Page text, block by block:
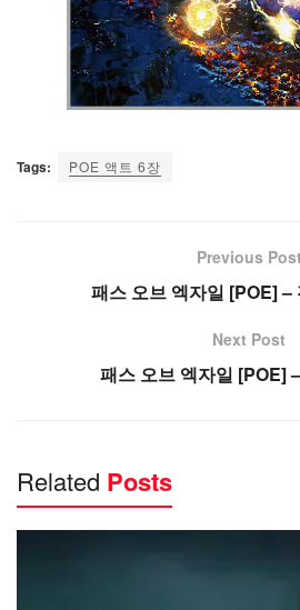
Tags: POE 액트 6장
Previous Post
패스 오브 엑자일 [POE] –
Next Post
패스 오브 엑자일 [POE]
Related Posts